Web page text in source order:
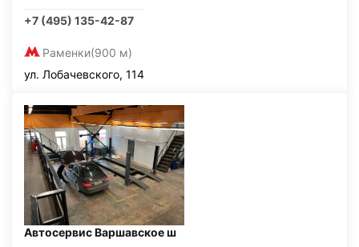
+7 (495) 135-42-87
Раменки(900 м)
ул. Лобачевского, 114
Автосервис Варшавское ш